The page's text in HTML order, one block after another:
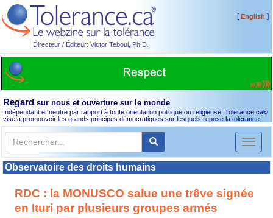
Directeur / Éditeur: Victor Teboul, Ph.D.
[English ]
Regard sur nous et ouverture sur le monde
Indépendant et neutre par rapport à toute orientation politique ou religieuse, Tolerance.ca®
vise à promouvoir les grands principes démocratiques sur lesquels repose la tolérance.
Toggle
Observatoire des droits humains
RDC : la MONUSCO salue une trêve signée
en Ituri par plusieurs groupes armés